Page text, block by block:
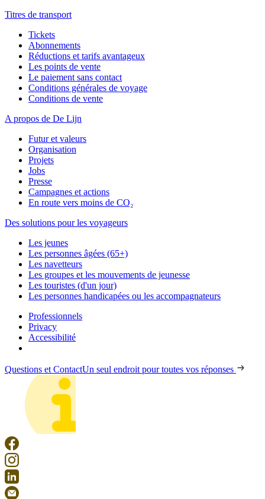
Titres de transport
Tickets
Abonnements
Réductions et tarifs avantageux
Les points de vente
Le paiement sans contact
Conditions générales de voyage
Conditions de vente
A propos de De Lijn
Futur et valeurs
Organisation
Projets
Jobs
Presse
Campagnes et actions
En route vers moins de CO₂
Des solutions pour les voyageurs
Les jeunes
Les personnes âgées (65+)
Les navetteurs
Les groupes et les mouvements de jeunesse
Les touristes (d'un jour)
Les personnes handicapées ou les accompagnateurs
Professionnels
Privacy
Accessibilité
Questions et ContactUn seul endroit pour toutes vos réponses